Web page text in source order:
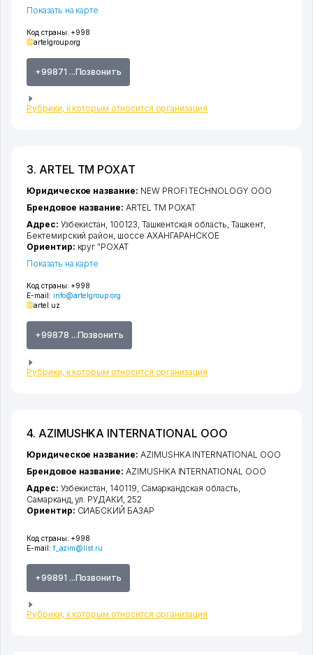
Код страны: +998
artelgroup.org
+99871 ...Позвонить
Рубрики, к которым относится организация
Показать на карте
3. ARTEL ТМ РОХАТ
Код страны: +998
E-mail: info@artelgroup.org
artel.uz
+99878 ...Позвонить
Рубрики, к которым относится организация
Юридическое название: NEW PROFI TECHNOLOGY ООО
Брендовое название: ARTEL ТМ РОХАТ
Адрес: Узбекистан, 100123, Ташкентская область, Ташкент,
Бектемирский район, шоссе АХАНГАРАНСКОЕ
Ориентир: круг "РОХАТ
Показать на карте
4. AZIMUSHKA INTERNATIONAL ООО
Код страны: +998
E-mail: f_azim@list.ru
+99891 ...Позвонить
Рубрики, к которым относится организация
Юридическое название: AZIMUSHKA INTERNATIONAL ООО
Брендовое название: AZIMUSHKA INTERNATIONAL ООО
Адрес: Узбекистан, 140119, Самаркандская область
Самарканд ,ул. РУДАКИ , 252
Ориентир: СИАБСКИЙ БАЗАР